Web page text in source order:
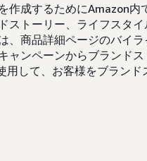
作成するためにAmazon内
ストーリー、ライフスタ
、商品詳細ページのバイ
ャンペーンからブランド
して、お客様をブランド